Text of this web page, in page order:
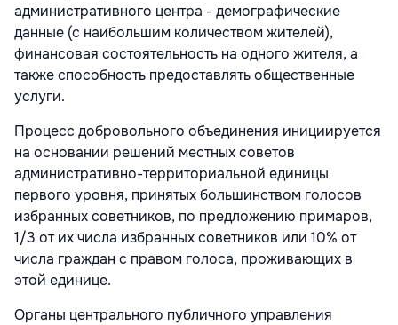
административного центра - демографические
данные (с наибольшим количеством жителей),
финансовая состоятельность на одного жителя, а
также способность предоставлять общественные
услуги.
Процесс добровольного объединения инициируется
на основании решений местных советов
административно-территориальной единицы
первого уровня, принятых большинством голосов
избранных советников, по предложению примаров,
1/3 от их числа избранных советников или 10% от
числа граждан с правом голоса, проживающих в
этой единице.
Органы центрального публичного управления